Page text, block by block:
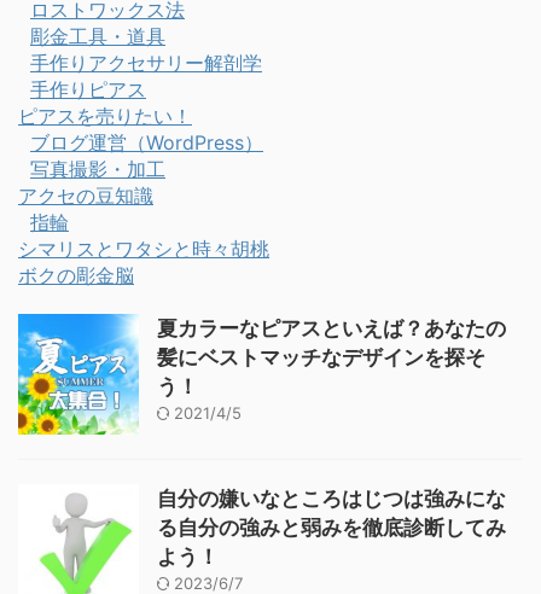
ロストワックス法
彫金工具・道具
手作りアクセサリー解剖学
手作りピアス
ピアスを売りたい！
ブログ運営（WordPress）
写真撮影・加工
アクセの豆知識
指輪
シマリスとワタシと時々胡桃
ボクの彫金脳
夏カラーなピアスといえば？あなたの
髪にベストマッチなデザインを探そ
う！
2021/4/5
自分の嫌いなところはじつは強みにな
る自分の強みと弱みを徹底診断してみ
よう！
2023/6/7